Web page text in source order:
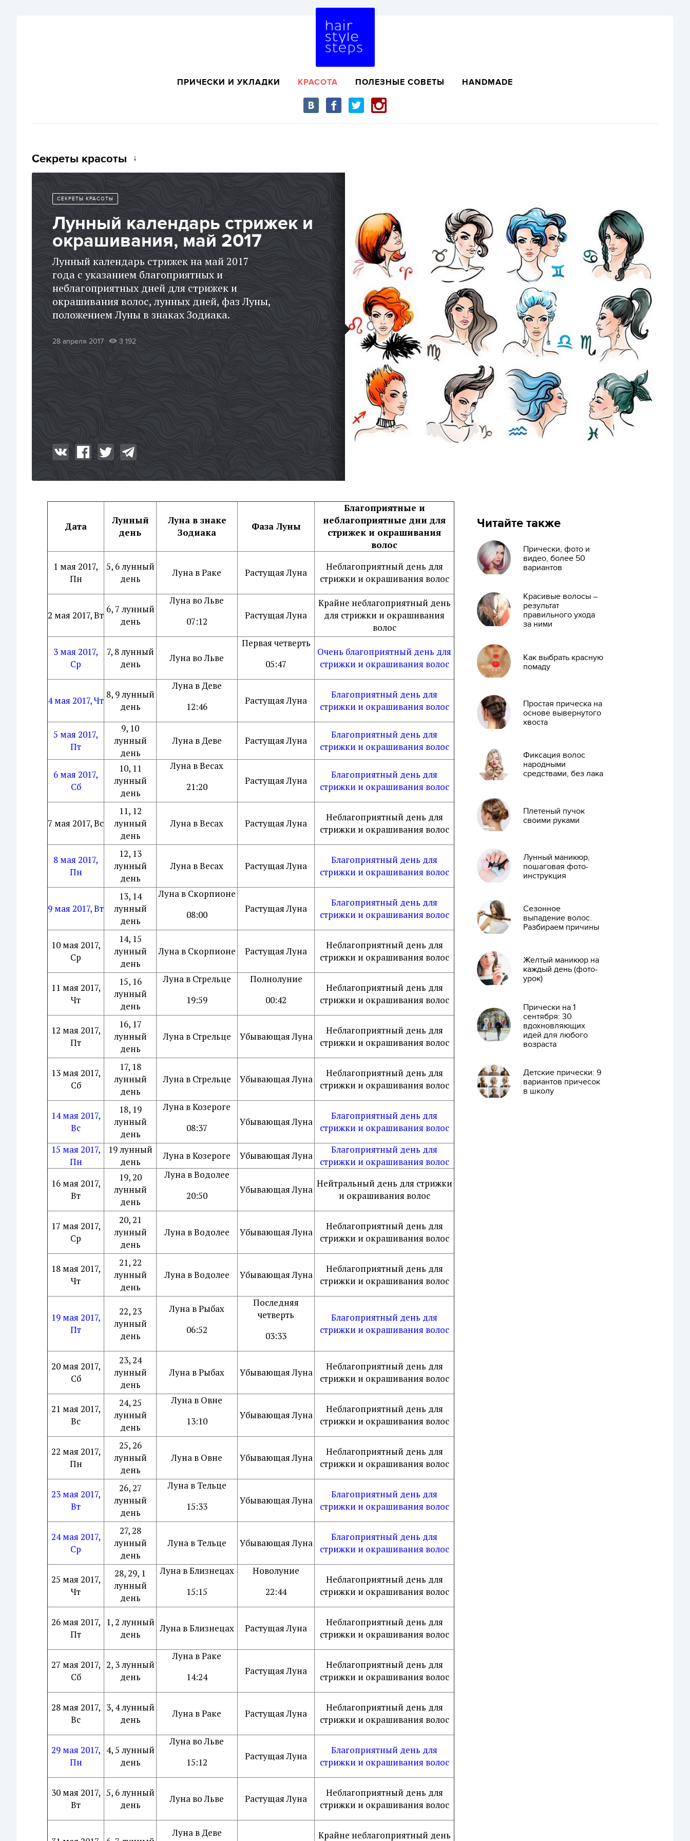
ПРИЧЕСКИ И УКЛАДКИ КРАСОТА ПОЛЕЗНЫЕ СОВЕТЫ HANDMADE
Секреты красоты
СЕКРЕТЫ КРАСОТЫ
Лунный календарь стрижек и
окрашивания, май 2017
Лунный календарь стрижек на май 2017
года с указанием благоприятных и
неблагоприятных дней для стрижек и
окрашивания волос, лунных дней, фаз Луны,
положением Луны в знаках Зодиака.
28 апреля 2017 3 192
Дата
Лунный
день
Луна в знаке
Зодиака
Фаза Луны
Благоприятные и
неблагоприятные дни для
стрижек и окрашивания
волос
1 мая 2017,
Пн
5, 6 лунный
день
Луна в Раке Растущая Луна
Неблагоприятный день для
стрижки и окрашивания волос
2 мая 2017, Вт
6, 7 лунный
день
Луна во Льве
07:12
Растущая Луна
Крайне неблагоприятный день
для стрижки и окрашивания
волос
3 мая 2017,
Ср
7, 8 лунный
день
Луна во Льве
Первая четверть
05:47
Очень благоприятный день для
стрижки и окрашивания волос
4 мая 2017, Чт
8, 9 лунный
день
Луна в Деве
12:46
Растущая Луна
Благоприятный день для
стрижки и окрашивания волос
5 мая 2017,
Пт
9, 10
лунный
день
Луна в Деве Растущая Луна
Благоприятный день для
стрижки и окрашивания волос
6 мая 2017,
Сб
10, 11
лунный
день
Луна в Весах
21:20
Растущая Луна
Благоприятный день для
стрижки и окрашивания волос
7 мая 2017, Вс
11, 12
лунный
день
Луна в Весах Растущая Луна
Неблагоприятный день для
стрижки и окрашивания волос
8 мая 2017,
Пн
12, 13
лунный
день
Луна в Весах Растущая Луна
Благоприятный день для
стрижки и окрашивания волос
9 мая 2017, Вт
13, 14
лунный
день
Луна в Скорпионе
08:00
Растущая Луна
Благоприятный день для
стрижки и окрашивания волос
10 мая 2017,
Ср
14, 15
лунный
день
Луна в Скорпионе Растущая Луна
Неблагоприятный день для
стрижки и окрашивания волос
11 мая 2017,
Чт
15, 16
лунный
день
Луна в Стрельце
19:59
Полнолуние
00:42
Неблагоприятный день для
стрижки и окрашивания волос
12 мая 2017,
Пт
16, 17
лунный
день
Луна в Стрельце Убывающая Луна
Неблагоприятный день для
стрижки и окрашивания волос
13 мая 2017,
Сб
17, 18
лунный
день
Луна в Стрельце Убывающая Луна
Неблагоприятный день для
стрижки и окрашивания волос
14 мая 2017,
Вс
18, 19
лунный
день
Луна в Козероге
08:37
Убывающая Луна
Благоприятный день для
стрижки и окрашивания волос
15 мая 2017,
Пн
19 лунный
день
Луна в Козероге Убывающая Луна
Благоприятный день для
стрижки и окрашивания волос
16 мая 2017,
Вт
19, 20
лунный
день
Луна в Водолее
20:50
Убывающая Луна
Нейтральный день для стрижки
и окрашивания волос
17 мая 2017,
Ср
20, 21
лунный
день
Луна в Водолее Убывающая Луна
Неблагоприятный день для
стрижки и окрашивания волос
18 мая 2017,
Чт
21, 22
лунный
день
Луна в Водолее Убывающая Луна
Неблагоприятный день для
стрижки и окрашивания волос
19 мая 2017,
Пт
22, 23
лунный
день
Луна в Рыбах
06:52
Последняя
четверть
03:33
Благоприятный день для
стрижки и окрашивания волос
20 мая 2017,
Сб
23, 24
лунный
день
Луна в Рыбах Убывающая Луна
Неблагоприятный день для
стрижки и окрашивания волос
21 мая 2017,
Вс
24, 25
лунный
день
Луна в Овне
13:10
Убывающая Луна
Неблагоприятный день для
стрижки и окрашивания волос
22 мая 2017,
Пн
25, 26
лунный
день
Луна в Овне Убывающая Луна
Неблагоприятный день для
стрижки и окрашивания волос
23 мая 2017,
Вт
26, 27
лунный
день
Луна в Тельце
15:33
Убывающая Луна
Благоприятный день для
стрижки и окрашивания волос
24 мая 2017,
Ср
27, 28
лунный
день
Луна в Тельце Убывающая Луна
Благоприятный день для
стрижки и окрашивания волос
25 мая 2017,
Чт
28, 29, 1
лунный
день
Луна в Близнецах
15:15
Новолуние
22:44
Неблагоприятный день для
стрижки и окрашивания волос
26 мая 2017,
Пт
1, 2 лунный
день
Луна в Близнецах Растущая Луна
Неблагоприятный день для
стрижки и окрашивания волос
27 мая 2017,
Сб
2, 3 лунный
день
Луна в Раке
14:24
Растущая Луна
Неблагоприятный день для
стрижки и окрашивания волос
28 мая 2017,
Вс
3, 4 лунный
день
Луна в Раке Растущая Луна
Неблагоприятный день для
стрижки и окрашивания волос
29 мая 2017,
Пн
4, 5 лунный
день
Луна во Льве
15:12
Растущая Луна
Благоприятный день для
стрижки и окрашивания волос
30 мая 2017,
Вт
5, 6 лунный
день
Луна во Льве Растущая Луна
Неблагоприятный день для
стрижки и окрашивания волос
Луна в Деве Крайне неблагоприятный день
Читайте также
Прически, фото и
видео, более 50
вариантов
Красивые волосы –
результат
правильного ухода
за ними
Как выбрать красную
помаду
Простая прическа на
основе вывернутого
хвоста
Фиксация волос
народными
средствами, без лака
Плетеный пучок
своими руками
Лунный маникюр,
пошаговая фото-
инструкция
Сезонное
выпадение волос.
Разбираем причины
Желтый маникюр на
каждый день (фото-
урок)
Прически на 1
сентября: 30
вдохновляющих
идей для любого
возраста
Детские прически: 9
вариантов причесок
в школу